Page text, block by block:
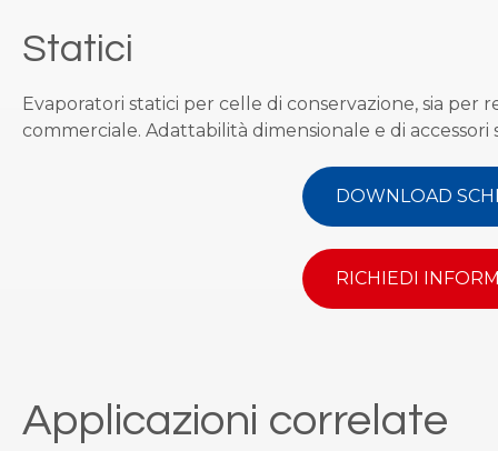
Statici
Evaporatori statici per celle di conservazione, sia
commerciale. Adattabilità dimensionale e di accessori
DOWNLOAD
RICHIEDI
Applicazioni correlate